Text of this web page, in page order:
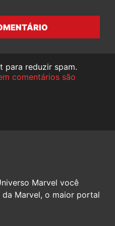
para reduzir spam.
comentários são
Marvel você
Marvel, o maior portal